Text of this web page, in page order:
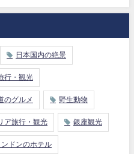
日本国内の絶景
行・観光
のグルメ 野生動物
ア旅行・観光 銀座観光
ンドンのホテル